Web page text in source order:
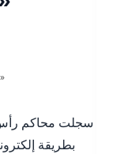
سجلت محاكم رأس
بطريقة